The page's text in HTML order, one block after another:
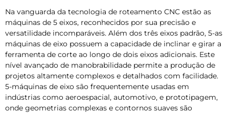
Na vanguarda da tecnologia de roteamento CNC estão as
máquinas de 5 eixos, reconhecidos por sua precisão e
versatilidade incomparáveis. Além dos três eixos padrão, 5-as
máquinas de eixo possuem a capacidade de inclinar e girar a
ferramenta de corte ao longo de dois eixos adicionais. Este
nível avançado de manobrabilidade permite a produção de
projetos altamente complexos e detalhados com facilidade.
5-máquinas de eixo são frequentemente usadas em
indústrias como aeroespacial, automotivo, e prototipagem,
onde geometrias complexas e contornos suaves são